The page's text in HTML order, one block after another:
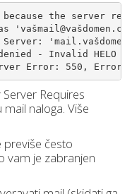
because the server
- Invalid HELO
Error: 550, Error
Requires
naloga. Više
previše često
vam je zabranjen